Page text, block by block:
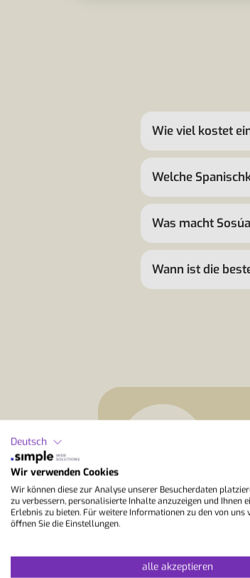
Wie viel kostet
Welche
Was macht
Wann ist die
Deutsch
Wir verwenden Cookies
Wir können diese zur Analyse unserer Besucherdaten
zu verbessern, personalisierte Inhalte anzuzeigen und Ihnen
Erlebnis zu bieten. Für weitere Informationen zu den von uns
öffnen Sie die Einstellungen.
alle akzeptieren